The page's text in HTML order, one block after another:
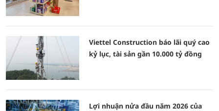
Viettel Construction báo lãi quý cao
kỷ lục, tài sản gần 10.000 tỷ đồng
Lợi nhuận nửa đầu năm 2026 của